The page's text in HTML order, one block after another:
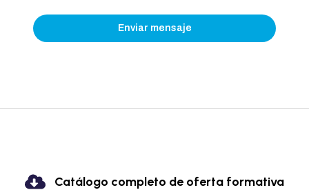
Enviar mensaje
Catálogo completo de oferta formativa